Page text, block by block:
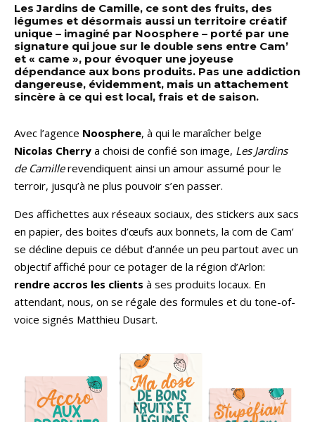
Les Jardins de Camille, ce sont des fruits, des
légumes et désormais aussi un territoire créatif
unique – imaginé par Noosphere – porté par une
signature qui joue sur le double sens entre Cam’
et « came », pour évoquer une joyeuse
dépendance aux bons produits. Pas une addiction
dangereuse, évidemment, mais un attachement
sincère à ce qui est local, frais et de saison.
Avec l’agence Noosphere, à qui le maraîcher belge
Nicolas Cherry a choisi de confié son image, Les Jardins
de Camillerevendiquent ainsi un amour assumé pour le
terroir, jusqu’à ne plus pouvoir s’en passer.
Des affichettes aux réseaux sociaux, des stickers aux sacs
en papier, des boites d’œufs aux bonnets, la com de Cam’
se décline depuis ce début d’année un peu partout avec un
objectif affiché pour ce potager de la région d’Arlon:
rendre accros les clients à ses produits locaux. En
attendant, nous, on se régale des formules et du tone-of-
voice signés Matthieu Dusart.